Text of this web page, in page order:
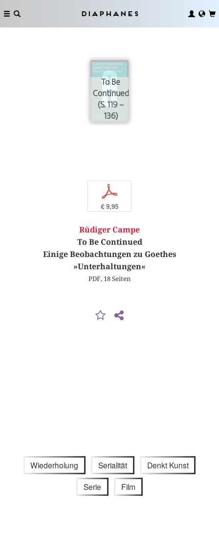
Diaphanes
To Be
Continued
(S. 119 –
136)
p
€ 9,95
Rüdiger Campe
To Be Continued
Einige Beobachtungen zu Goethes
»Unterhaltungen«
PDF, 18 Seiten
Wiederholung Serialität Denkt Kunst
Serie Film